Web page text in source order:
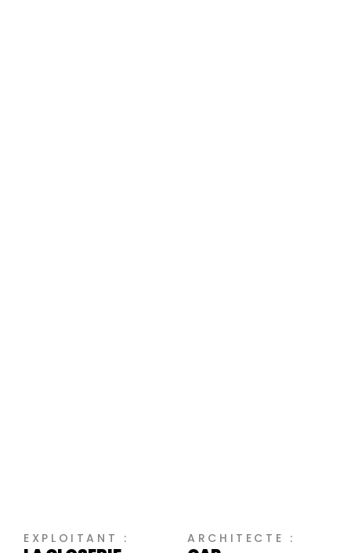
EXPLOITANT : ARCHITECTE :